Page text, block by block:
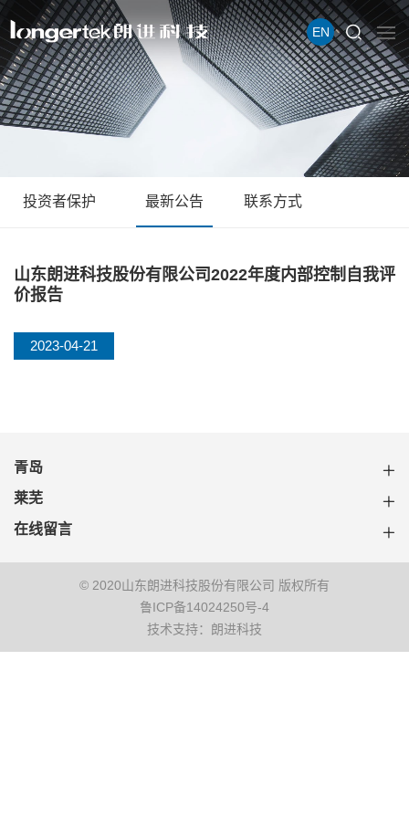
EN
投资者保护 最新公告 联系方式
山东朗进科技股份有限公司2022年度内部控制自我评
价报告
2023-04-21
青岛
莱芜
在线留言
© 2020山东朗进科技股份有限公司 版权所有
鲁ICP备14024250号-4
技术支持：朗进科技